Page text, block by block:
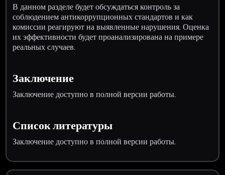
В данном разделе будет обсуждаться контроль за
соблюдением антикоррупционных стандартов и как
комиссии реагируют на выявленные нарушения. Оценка
их эффективности будет проанализирована на примере
реальных случаев.
Заключение
Заключение доступно в полной версии работы.
Список литературы
Заключение доступно в полной версии работы.